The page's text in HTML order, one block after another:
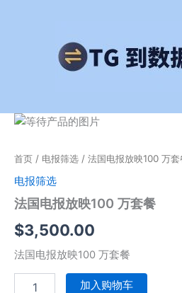
首页 / 电报筛选 / 法国电报放映100 万套
电报筛选
法国电报放映100 万套餐
$3,500.00
法国电报放映100 万套餐
法
报
放
映
100
套
餐
数
量
加入购物车